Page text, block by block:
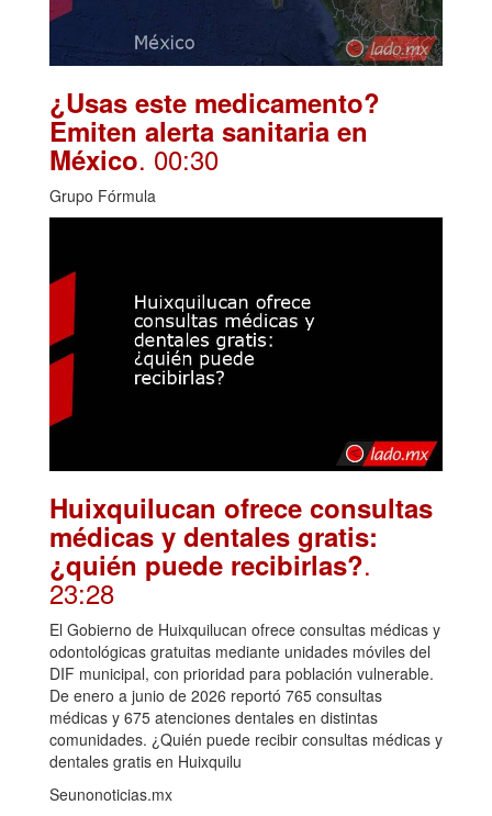
¿Usas este medicamento?
Emiten alerta sanitaria en
México. 00:30
Grupo Fórmula
Huixquilucan ofrece consultas
médicas y dentales gratis:
¿quién puede recibirlas?.
23:28
El Gobierno de Huixquilucan ofrece consultas médicas y
odontológicas gratuitas mediante unidades móviles del
DIF municipal, con prioridad para población vulnerable.
De enero a junio de 2026 reportó 765 consultas
médicas y 675 atenciones dentales en distintas
comunidades. ¿Quién puede recibir consultas médicas y
dentales gratis en Huixquilu
Seunonoticias.mx